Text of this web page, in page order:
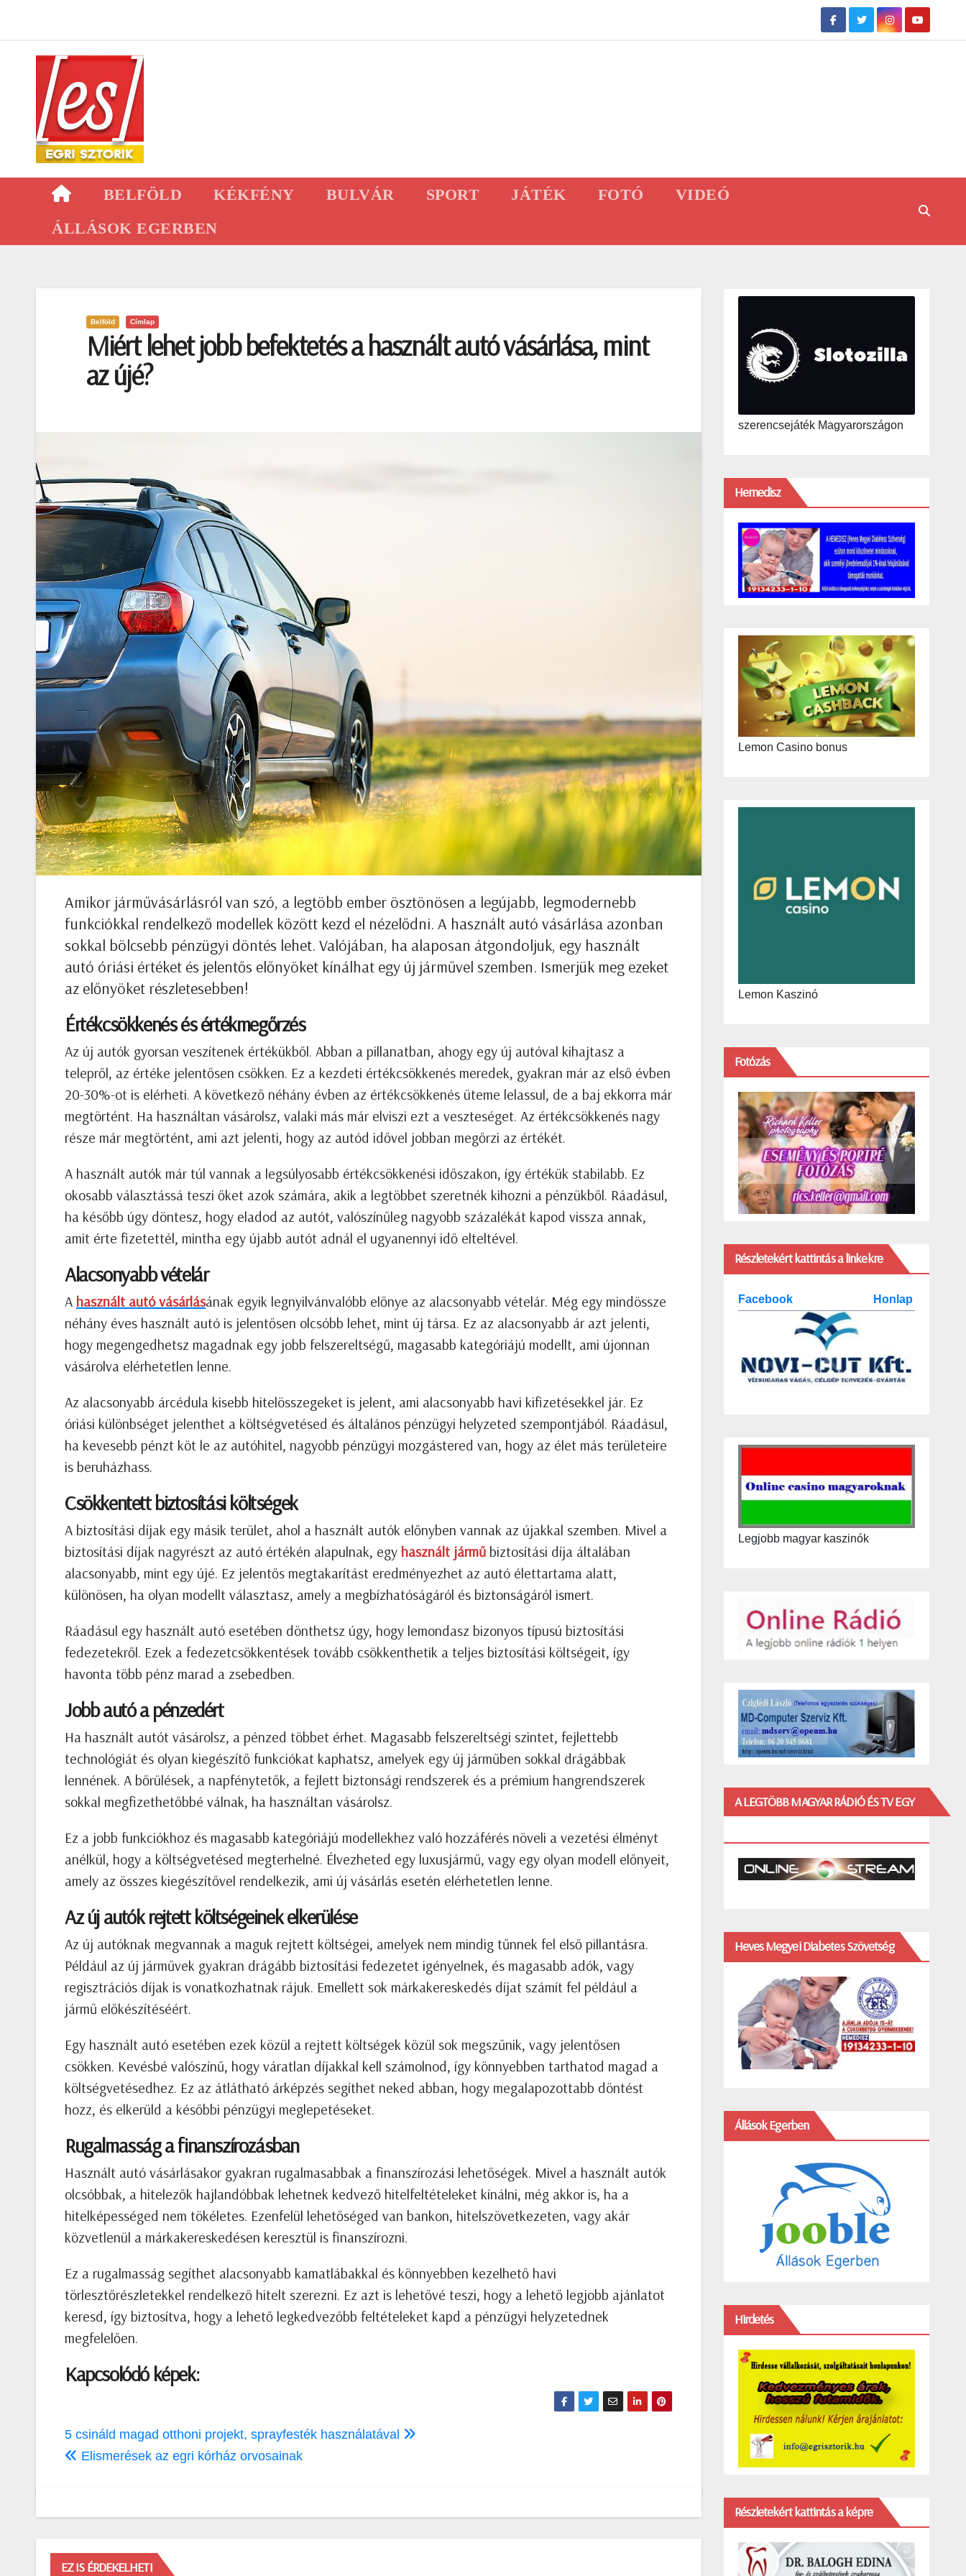
content
BELFÖLD KÉKFÉNY BULVÁR SPORT JÁTÉK FOTÓ
VIDEÓ
ÁLLÁSOK EGERBEN
Belföld Címlap
Miért lehet jobb befektetés a használt autó vásárlása, mint
az újé?
Amikor járművásárlásról van szó, a legtöbb ember ösztönösen a legújabb, legmodernebb
funkciókkal rendelkező modellek között kezd el nézelődni. A használt autó vásárlása azonban
sokkal bölcsebb pénzügyi döntés lehet. Valójában, ha alaposan átgondoljuk, egy használt
autó óriási értéket és jelentős előnyöket kínálhat egy új járművel szemben. Ismerjük meg ezeket
az előnyöket részletesebben!
Értékcsökkenés és értékmegőrzés
Az új autók gyorsan veszítenek értékükből. Abban a pillanatban, ahogy egy új autóval kihajtasz a
telepről, az értéke jelentősen csökken. Ez a kezdeti értékcsökkenés meredek, gyakran már az első évben
20-30%-ot is elérheti. A következő néhány évben az értékcsökkenés üteme lelassul, de a baj ekkorra már
megtörtént. Ha használtan vásárolsz, valaki más már elviszi ezt a veszteséget. Az értékcsökkenés nagy
része már megtörtént, ami azt jelenti, hogy az autód idővel jobban megőrzi az értékét.
A használt autók már túl vannak a legsúlyosabb értékcsökkenési időszakon, így értékük stabilabb. Ez
okosabb választássá teszi őket azok számára, akik a legtöbbet szeretnék kihozni a pénzükből. Ráadásul,
ha később úgy döntesz, hogy eladod az autót, valószínűleg nagyobb százalékát kapod vissza annak,
amit érte fizetettél, mintha egy újabb autót adnál el ugyanennyi idő elteltével.
Alacsonyabb vételár
A használt autó vásárlásának egyik legnyilvánvalóbb előnye az alacsonyabb vételár. Még egy mindössze
néhány éves használt autó is jelentősen olcsóbb lehet, mint új társa. Ez az alacsonyabb ár azt jelenti,
hogy megengedhetsz magadnak egy jobb felszereltségű, magasabb kategóriájú modellt, ami újonnan
vásárolva elérhetetlen lenne.
Az alacsonyabb árcédula kisebb hitelösszegeket is jelent, ami alacsonyabb havi kifizetésekkel jár. Ez
óriási különbséget jelenthet a költségvetésed és általános pénzügyi helyzeted szempontjából. Ráadásul,
ha kevesebb pénzt köt le az autóhitel, nagyobb pénzügyi mozgástered van, hogy az élet más területeire
is beruházhass.
Csökkentett biztosítási költségek
A biztosítási díjak egy másik terület, ahol a használt autók előnyben vannak az újakkal szemben. Mivel a
biztosítási díjak nagyrészt az autó értékén alapulnak, egy használt jármű biztosítási díja általában
alacsonyabb, mint egy újé. Ez jelentős megtakarítást eredményezhet az autó élettartama alatt,
különösen, ha olyan modellt választasz, amely a megbízhatóságáról és biztonságáról ismert.
Ráadásul egy használt autó esetében dönthetsz úgy, hogy lemondasz bizonyos típusú biztosítási
fedezetekről. Ezek a fedezetcsökkentések tovább csökkenthetik a teljes biztosítási költségeit, így
havonta több pénz marad a zsebedben.
Jobb autó a pénzedért
Ha használt autót vásárolsz, a pénzed többet érhet. Magasabb felszereltségi szintet, fejlettebb
technológiát és olyan kiegészítő funkciókat kaphatsz, amelyek egy új járműben sokkal drágábbak
lennének. A bőrülések, a napfénytetők, a fejlett biztonsági rendszerek és a prémium hangrendszerek
sokkal megfizethetőbbé válnak, ha használtan vásárolsz.
Ez a jobb funkciókhoz és magasabb kategóriájú modellekhez való hozzáférés növeli a vezetési élményt
anélkül, hogy a költségvetésed megterhelné. Élvezheted egy luxusjármű, vagy egy olyan modell előnyeit,
amely az összes kiegészítővel rendelkezik, ami új vásárlás esetén elérhetetlen lenne.
Az új autók rejtett költségeinek elkerülése
Az új autóknak megvannak a maguk rejtett költségei, amelyek nem mindig tűnnek fel első pillantásra.
Például az új járművek gyakran drágább biztosítási fedezetet igényelnek, és magasabb adók, vagy
regisztrációs díjak is vonatkozhatnak rájuk. Emellett sok márkakereskedés díjat számít fel például a
jármű előkészítéséért.
Egy használt autó esetében ezek közül a rejtett költségek közül sok megszűnik, vagy jelentősen
csökken. Kevésbé valószínű, hogy váratlan díjakkal kell számolnod, így könnyebben tarthatod magad a
költségvetésedhez. Ez az átlátható árképzés segíthet neked abban, hogy megalapozottabb döntést
hozz, és elkerüld a későbbi pénzügyi meglepetéseket.
Rugalmasság a finanszírozásban
Használt autó vásárlásakor gyakran rugalmasabbak a finanszírozási lehetőségek. Mivel a használt autók
olcsóbbak, a hitelezők hajlandóbbak lehetnek kedvező hitelfeltételeket kínálni, még akkor is, ha a
hitelképességed nem tökéletes. Ezenfelül lehetőséged van bankon, hitelszövetkezeten, vagy akár
közvetlenül a márkakereskedésen keresztül is finanszírozni.
Ez a rugalmasság segíthet alacsonyabb kamatlábakkal és könnyebben kezelhető havi
törlesztőrészletekkel rendelkező hitelt szerezni. Ez azt is lehetővé teszi, hogy a lehető legjobb ajánlatot
keresd, így biztosítva, hogy a lehető legkedvezőbb feltételeket kapd a pénzügyi helyzetednek
megfelelően.
Kapcsolódó képek:
Bejegyzés
navigáció
5 csináld magad otthoni projekt, sprayfesték használatával
Elismerések az egri kórház orvosainak
EZ IS ÉRDEKELHETI
szerencsejáték Magyarországon
Hemedisz
Lemon Casino bonus
Lemon Kaszinó
Fotózás
Részletekért kattintás a linkekre
Facebook Honlap
Legjobb magyar kaszinók
A LEGTÖBB MAGYAR RÁDIÓ ÉS TV EGY
Heves Megyei Diabetes Szövetség
Állások Egerben
Hirdetés
Részletekért kattintás a képre